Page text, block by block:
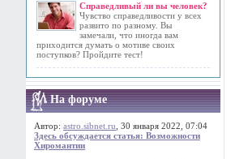
Справедливый ли вы человек?
Чувство справедливости у всех
развито по разному. Вы
замечали, что иногда вам
приходится думать о мотиве своих
поступков? Пройдите тест!
На форуме
Автор: astro.sibnet.ru , 30 января 2022, 07:04
Здесь обсуждается статья: Возможности
Хиромантии